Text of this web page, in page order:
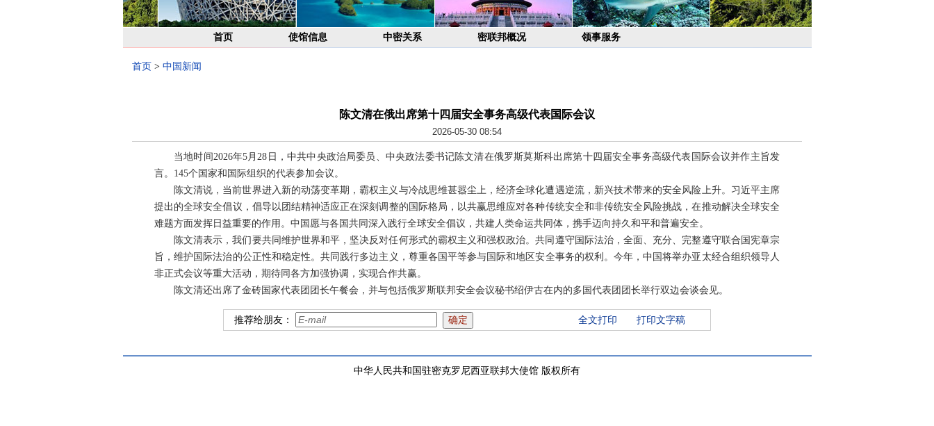
首页 使馆信息 中密关系 密联邦概况 领事服务
首页 > 中国新闻
陈文清在俄出席第十四届安全事务高级代表国际会议
2026-05-30 08:54
当地时间2026年5月28日，中共中央政治局委员、中央政法委书记陈文清在俄罗斯莫斯科出席第十四届安全事务高级代表国际会议并作主旨发
言。145个国家和国际组织的代表参加会议。
陈文清说，当前世界进入新的动荡变革期，霸权主义与冷战思维甚嚣尘上，经济全球化遭遇逆流，新兴技术带来的安全风险上升。习近平主席
提出的全球安全倡议，倡导以团结精神适应正在深刻调整的国际格局，以共赢思维应对各种传统安全和非传统安全风险挑战，在推动解决全球安全
难题方面发挥日益重要的作用。中国愿与各国共同深入践行全球安全倡议，共建人类命运共同体，携手迈向持久和平和普遍安全。
陈文清表示，我们要共同维护世界和平，坚决反对任何形式的霸权主义和强权政治。共同遵守国际法治，全面、充分、完整遵守联合国宪章宗
旨，维护国际法治的公正性和稳定性。共同践行多边主义，尊重各国平等参与国际和地区安全事务的权利。今年，中国将举办亚太经合组织领导人
非正式会议等重大活动，期待同各方加强协调，实现合作共赢。
陈文清还出席了金砖国家代表团团长午餐会，并与包括俄罗斯联邦安全会议秘书绍伊古在内的多国代表团团长举行双边会谈会见。
推荐给朋友： 全文打印 打印文字稿
中华人民共和国驻密克罗尼西亚联邦大使馆 版权所有